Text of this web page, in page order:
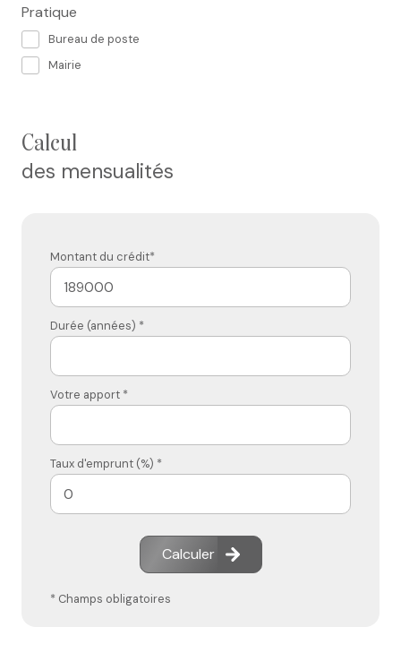
Pratique
Bureau de poste
Mairie
calcul
des mensualités
Montant du crédit*
Durée (années) *
Votre apport *
Taux d'emprunt (%) *
Calculer
* Champs obligatoires